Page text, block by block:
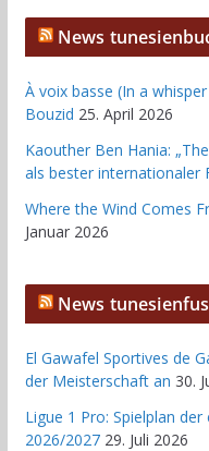
News
À voix basse (In a
Bouzid 25. April 2026
Kaouther Ben Hania:
als bester internationaler
Where the Wind Comes
Januar 2026
News
El Gawafel Sportives de
der Meisterschaft an 30.
Ligue 1 Pro: Spielplan
2026/2027 29. Juli 2026